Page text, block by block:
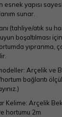
esnek yapısı
sunar.
(tahliye/atık su
boşaltılması
yıpranma,
Arçelik ve
bağlantı
Kelime: Arçelik
hortumu 2m